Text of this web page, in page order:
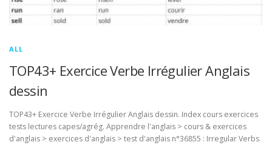
ALL
TOP43+ Exercice Verbe Irrégulier Anglais
dessin
TOP43+ Exercice Verbe Irrégulier Anglais dessin. Index cours exercices
tests lectures capes/agrég. Apprendre l'anglais > cours & exercices
d'anglais > exercices d'anglais > test d'anglais n°36855 : Irregular Verbs